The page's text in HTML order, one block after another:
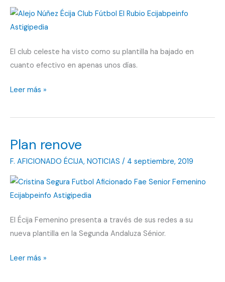
bajas
El club celeste ha visto como su plantilla ha bajado en
cuanto efectivo en apenas unos días.
Se
nuevas
Leer más »
Plan renove
F. AFICIONADO ÉCIJA, NOTICIAS / 4 septiembre, 2019
El Écija Femenino presenta a través de sus redes a su
nueva plantilla en la Segunda Andaluza Sénior.
Plan
Leer más »